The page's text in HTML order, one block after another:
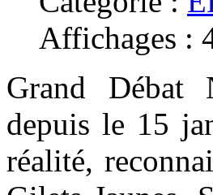
Affichages :
Grand Débat
depuis le 15
réalité,